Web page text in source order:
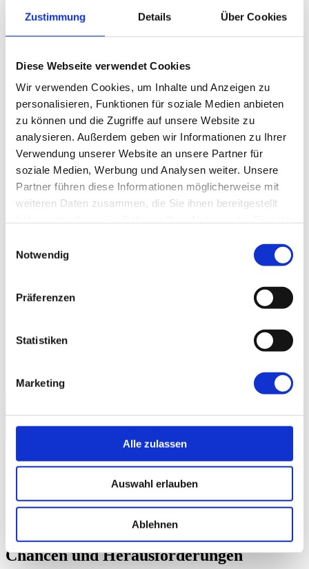
Zustimmung Details Über Cookies
Diese Webseite verwendet Cookies
Wir verwenden Cookies, um Inhalte und Anzeigen zu
personalisieren, Funktionen für soziale Medien anbieten
zu können und die Zugriffe auf unsere Website zu
analysieren. Außerdem geben wir Informationen zu Ihrer
Verwendung unserer Website an unsere Partner für
soziale Medien, Werbung und Analysen weiter. Unsere
Partner führen diese Informationen möglicherweise mit
weiteren Daten zusammen, die Sie ihnen bereitgestellt
Notwendig
Präferenzen
Statistiken
Marketing
Alle zulassen
Auswahl erlauben
Ablehnen
Smart Factory Society
Forschung und Lehre
Nachwuchsförderung
Publikationen
Smart Factory Glossar
Unternehmen & Referenzen
Unternehmen & Referenzen
Historie
Referenzen & Success Stories
Fachverbände
Firmenmagazin
Welttag Smart Factory
Messen & Veranstaltungen
myMPDV
Europa | Deutsch
MPDV Europa/
Innovation & Wissen /
KI und Smart Factory
Künstliche Intelligenz in der Industrie:
Chancen und Herausforderungen